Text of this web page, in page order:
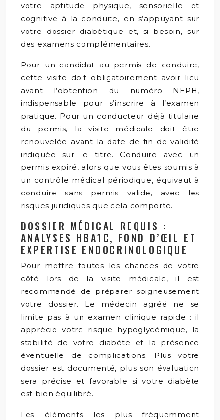
votre aptitude physique, sensorielle et
cognitive à la conduite, en s’appuyant sur
votre dossier diabétique et, si besoin, sur
des examens complémentaires.
Pour un candidat au permis de conduire,
cette visite doit obligatoirement avoir lieu
avant l’obtention du numéro NEPH,
indispensable pour s’inscrire à l’examen
pratique. Pour un conducteur déjà titulaire
du permis, la visite médicale doit être
renouvelée avant la date de fin de validité
indiquée sur le titre. Conduire avec un
permis expiré, alors que vous êtes soumis à
un contrôle médical périodique, équivaut à
conduire sans permis valide, avec les
risques juridiques que cela comporte.
DOSSIER MÉDICAL REQUIS :
ANALYSES HBA1C, FOND D’ŒIL ET
EXPERTISE ENDOCRINOLOGIQUE
Pour mettre toutes les chances de votre
côté lors de la visite médicale, il est
recommandé de préparer soigneusement
votre dossier. Le médecin agréé ne se
limite pas à un examen clinique rapide : il
apprécie votre risque hypoglycémique, la
stabilité de votre diabète et la présence
éventuelle de complications. Plus votre
dossier est documenté, plus son évaluation
sera précise et favorable si votre diabète
est bien équilibré.
Les éléments les plus fréquemment